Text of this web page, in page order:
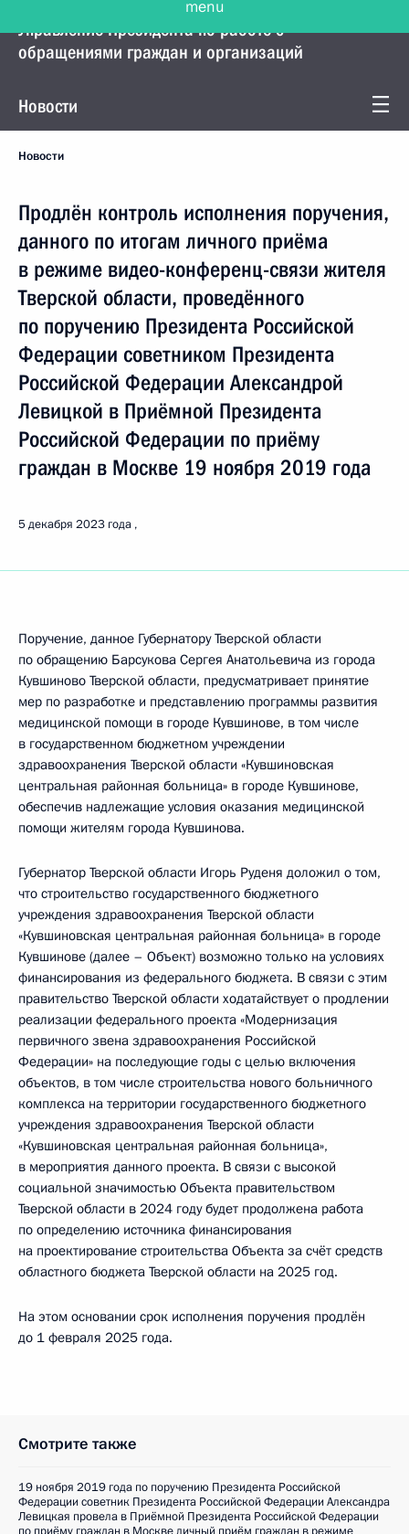
Управление Президента по работе с
обращениями граждан и организаций
Новости
Новости
Продлён контроль исполнения поручения,
данного по итогам личного приёма
в режиме видео-конференц-связи жителя
Тверской области, проведённого
по поручению Президента Российской
Федерации советником Президента
Российской Федерации Александрой
Левицкой в Приёмной Президента
Российской Федерации по приёму
граждан в Москве 19 ноября 2019 года
5 декабря 2023 года
Поручение, данное Губернатору Тверской области
по обращению Барсукова Сергея Анатольевича из города
Кувшиново Тверской области, предусматривает принятие
мер по разработке и представлению программы развития
медицинской помощи в городе Кувшинове, в том числе
в государственном бюджетном учреждении
здравоохранения Тверской области «Кувшиновская
центральная районная больница» в городе Кувшинове,
обеспечив надлежащие условия оказания медицинской
помощи жителям города Кувшинова.
Губернатор Тверской области Игорь Руденя доложил о том,
что строительство государственного бюджетного
учреждения здравоохранения Тверской области
«Кувшиновская центральная районная больница» в городе
Кувшинове (далее – Объект) возможно только на условиях
финансирования из федерального бюджета. В связи с этим
правительство Тверской области ходатайствует о продлении
реализации федерального проекта «Модернизация
первичного звена здравоохранения Российской
Федерации» на последующие годы с целью включения
объектов, в том числе строительства нового больничного
комплекса на территории государственного бюджетного
учреждения здравоохранения Тверской области
«Кувшиновская центральная районная больница»,
в мероприятия данного проекта. В связи с высокой
социальной значимостью Объекта правительством
Тверской области в 2024 году будет продолжена работа
по определению источника финансирования
на проектирование строительства Объекта за счёт средств
областного бюджета Тверской области на 2025 год.
На этом основании срок исполнения поручения продлён
до 1 февраля 2025 года.
Смотрите также
19 ноября 2019 года по поручению Президента Российской
Федерации советник Президента Российской Федерации Александра
Левицкая провела в Приёмной Президента Российской Федерации